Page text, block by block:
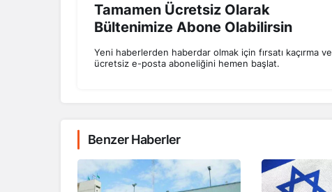
Tamamen Ücretsiz Olarak
Bültenimize Abone Olabilirsin
Yeni haberlerden haberdar olmak için fırsatı kaçırma ve
ücretsiz e-posta aboneliğini hemen başlat.
Benzer Haberler